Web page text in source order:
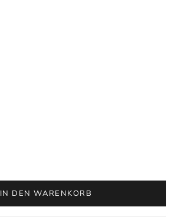
IN DEN WARENKORB